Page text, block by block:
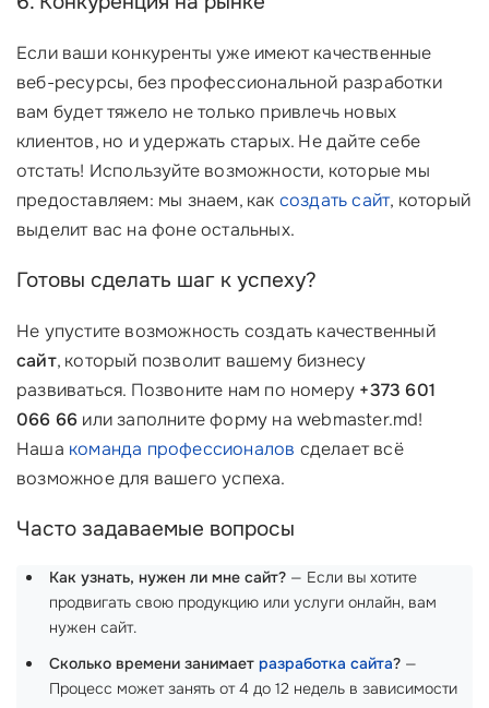
Если ваши конкуренты уже имеют качественные
веб-ресурсы, без профессиональной разработки
вам будет тяжело не только привлечь новых
клиентов, но и удержать старых. Не дайте себе
отстать! Используйте возможности, которые мы
предоставляем: мы знаем, как создать сайт, который
выделит вас на фоне остальных.
Готовы сделать шаг к успеху?
Не упустите возможность создать качественный
сайт, который позволит вашему бизнесу
развиваться. Позвоните нам по номеру +373 601
066 66 или заполните форму на webmaster.md!
Наша команда профессионалов сделает всё
возможное для вашего успеха.
Часто задаваемые вопросы
Как узнать, нужен ли мне сайт? — Если вы хотите
продвигать свою продукцию или услуги онлайн, вам
нужен сайт.
Сколько времени занимает разработка сайта? —
Процесс может занять от 4 до 12 недель в зависимости